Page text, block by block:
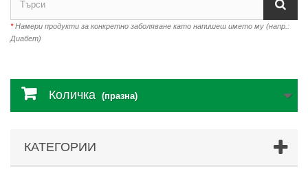
*Намери продукти за конкретно заболяване като напишеш името му (напр.:
Диабет)
Количка (празна)
КАТЕГОРИИ